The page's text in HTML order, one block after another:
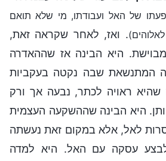
של האל ועבודתו, מי שלא תואם
. ואז, לאחר שקראה זאת,
היא הבינה אז שההאדרה
המתנשאת שבה נקטה בעקביות
שהיא ראויה לכתר, נבעה אך ורק
היא הבינה שההשקעה העצמית
לאל, אלא במקום זאת נעשתה
עסקה עם האל. היא למדה